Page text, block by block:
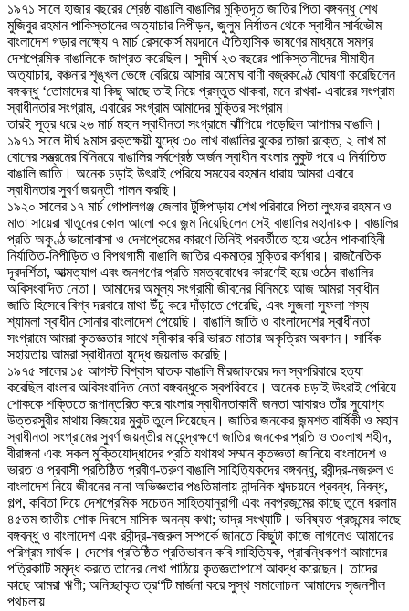
১৯৭১ সালে হাজার বছরের শ্রেষ্ঠ বাঙালি বাঙালির মুক্তিদূত জাতির পিতা বঙ্গবন্ধু শেখ
মুজিবুর রহমান পাকিস্তানের অত্যাচার নিপীড়ন, জুলুম নির্যাতন থেকে স্বাধীন সার্বভৌম
বাংলাদেশ গড়ার লক্ষ্যে ৭ মার্চ রেসকোর্স ময়দানে ঐতিহাসিক ভাষণের মাধ্যমে সমগ্র
দেশপ্রেমিক বাঙালিকে জাগ্রত করেছিল। সুদীর্ঘ ২৩ বছরের পাকিস্তানীদের সীমাহীন
অত্যাচার, বঞ্চনার শৃঙ্খল ভেঙ্গে বেরিয়ে আসার অমোঘ বাণী বজ্রকণ্ঠে ঘোষণা করেছিলেন
বঙ্গবন্ধু ‘তোমাদের যা কিছু আছে তাই নিয়ে প্রস্তুত থাকবা, মনে রাখবা- এবারের সংগ্রাম
স্বাধীনতার সংগ্রাম, এবারের সংগ্রাম আমাদের মুক্তির সংগ্রাম।
তারই সূত্র ধরে ২৬ মার্চ মহান স্বাধীনতা সংগ্রামে ঝাঁপিয়ে পড়েছিল আপামর বাঙালি।
১৯৭১ সালে দীর্ঘ ৯মাস রক্তক্ষয়ী যুদ্ধে ৩০ লাখ বাঙালির বুকের তাজা রক্তে, ২ লাখ মা
বোনের সম্ভ্রমের বিনিময়ে বাঙালির সর্বশ্রেষ্ঠ অর্জন স্বাধীন বাংলার মুকুট পরে এ নির্যাতিত
বাঙালি জাতি। অনেক চড়াই উৎরাই পেরিয়ে সময়ের বহমান ধারায় আমরা এবারে
স্বাধীনতার সুবর্ণ জয়ন্তী পালন করছি।
১৯২০ সালের ১৭ মার্চ গোপালগঞ্জ জেলার টুঙ্গিপাড়ায় শেখ পরিবারে পিতা লুৎফর রহমান ও
মাতা সায়েরা খাতুনের কোল আলো করে জন্ম নিয়েছিলেন সেই বাঙালির মহানায়ক। বাঙালির
প্রতি অকুণ্ঠ ভালোবাসা ও দেশপ্রেমের কারণে তিনিই পরবর্তীতে হয়ে ওঠেন পাকবাহিনী
নির্যাতিত-নিপীড়িত ও বিপথগামী বাঙালি জাতির একমাত্র মুক্তির কর্ণধার। রাজনৈতিক
দূরদর্শিতা, আত্মত্যাগ এবং জনগণের প্রতি মমত্ববোধের কারণেই হয়ে ওঠেন বাঙালির
অবিসংবাদিত নেতা। আমাদের অমূল্য সংগ্রামী জীবনের বিনিময়ে আজ আমরা স্বাধীন
জাতি হিসেবে বিশ্ব দরবারে মাথা উঁচু করে দাঁড়াতে পেরেছি, এবং সুজলা সুফলা শস্য
শ্যামলা স্বাধীন সোনার বাংলাদেশ পেয়েছি। বাঙালি জাতি ও বাংলাদেশের স্বাধীনতা
সংগ্রামে আমরা কৃতজ্ঞতার সাথে স্বীকার করি ভারত মাতার অকৃত্রিম অবদান। সার্বিক
সহায়তায় আমরা স্বাধীনতা যুদ্ধে জয়লাভ করেছি।
১৯৭৫ সালের ১৫ আগস্ট বিশ্বাস ঘাতক বাঙালি মীরজাফরের দল স্বপরিবারে হত্যা
করেছিল বাংলার অবিসংবাদিত নেতা বঙ্গবন্ধুকে স্বপরিবারে। অনেক চড়াই উৎরাই পেরিয়ে
শোককে শক্তিতে রূপান্তরিত করে বাংলার স্বাধীনতাকামী জনতা আবারও তাঁর সুযোগ্য
উত্তরসুরীর মাথায় বিজয়ের মুকুট তুলে দিয়েছেন। জাতির জনকের জন্মশত বার্ষিকী ও মহান
স্বাধীনতা সংগ্রামের সুবর্ণ জয়ন্তীর মাহেন্দ্রক্ষণে জাতির জনকের প্রতি ও ৩০লাখ শহীদ,
বীরাঙ্গনা এবং সকল মুক্তিযোদ্ধাদের প্রতি যথাযথ সম্মান কৃতজ্ঞতা জানিয়ে বাংলাদেশ ও
ভারত ও প্রবাসী প্রতিষ্ঠিত প্রবীণ-তরুণ বাঙালি সাহিত্যিকদের বঙ্গবন্ধু, রবীন্দ্র-নজরুল ও
বাংলাদেশ নিয়ে জীবনের নানা অভিজ্ঞতার পঙতিমালায় নান্দনিক শব্দচয়নে প্রবন্ধ, নিবন্ধ,
গল্প, কবিতা দিয়ে দেশপ্রেমিক সচেতন সাহিত্যানুরাগী এবং নবপ্রজন্মের কাছে তুলে ধরলাম
৪৫তম জাতীয় শোক দিবসে মাসিক অনন্য কথা; ভাদ্র সংখ্যাটি। ভবিষ্যত প্রজন্মের কাছে
বঙ্গবন্ধু ও বাংলাদেশ এবং রবীন্দ্র-নজরুল সম্পর্কে জানতে কিছুটা কাজে লাগলেও আমাদের
পরিশ্রম সার্থক। দেশের প্রতিষ্ঠিত প্রতিভাবান কবি সাহিত্যিক, প্রাবন্ধিকগণ আমাদের
পত্রিকাটি সমৃদ্ধ করতে তাদের লেখা পাঠিয়ে কৃতজ্ঞতাপাশে আবদ্ধ করেছেন। তাদের
কাছে আমরা ঋণী; অনিচ্ছাকৃত ত্র“টি মার্জনা করে সুস্থ সমালোচনা আমাদের সৃজনশীল
পথচলায়